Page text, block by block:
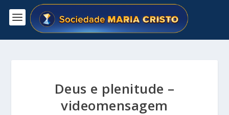
Deus e plenitude –
videomensagem